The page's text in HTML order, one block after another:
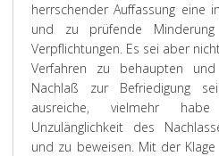
herrschender Auffassung eine
und zu prüfende Minderung
Verpflichtungen. Es sei aber
Verfahren zu behaupten
Nachlaß zur Befriedigung
ausreiche, vielmehr
Unzulänglichkeit des
und zu beweisen. Mit der Klage